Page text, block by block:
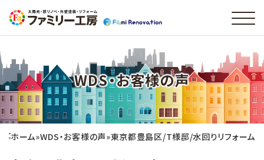
WDS・お客様の声
ホーム»WDS・お客様の声»東京都豊島区/T様邸/水回りリフォーム